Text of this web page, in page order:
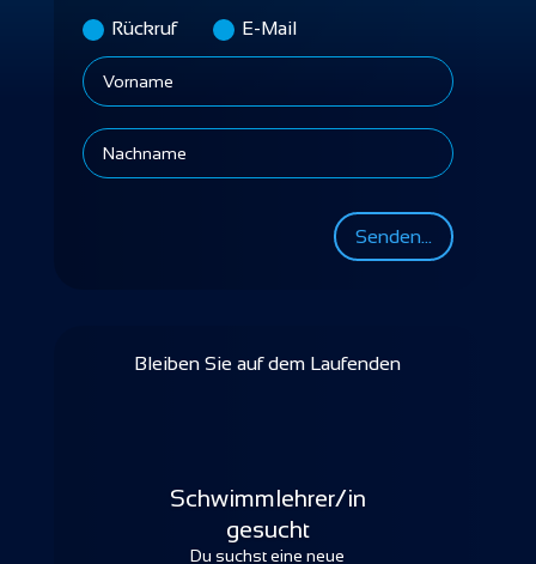
Rückruf E-Mail
Senden...
Bleiben Sie auf dem Laufenden
Schwimmlehrer/in
gesucht
Du suchst eine neue
Hygiene im Schwimmbad ist nun